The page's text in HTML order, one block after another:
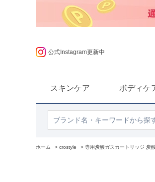
プレゼント 公式Instagram更新中
スキンケア ボディケ
ホーム > crostyle > 専用炭酸ガスカートリッジ 炭